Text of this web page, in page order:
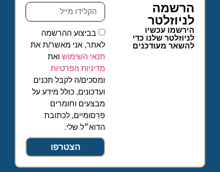
הרשמה
לניוזלטר
הירשמו עכשיו
לניוזלטר שלנו כדי
להשאר מעודכנים
בביצוע ההרשמה
לאתר, אני מאשר/ת את
תנאי השימוש ואת
מדיניות הפרטיות
ומסכים/ה לקבל תכנים
ועדכונים, כולל מידע על
מבצעים וחומרים
פרסומיים, לכתובת
הדוא״ל שלי.
הצטרפו